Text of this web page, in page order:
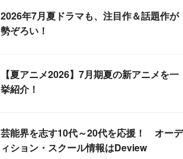
2026年7月夏ドラマも、注目作＆話題作が
勢ぞろい！
【夏アニメ2026】7月期夏の新アニメを一
挙紹介！
芸能界を志す10代～20代を応援！ オーデ
ィション・スクール情報はDeview